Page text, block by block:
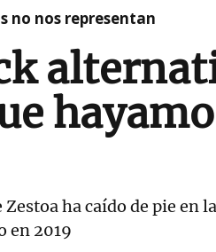
no nos representan
ha caído de pie en
en 2019